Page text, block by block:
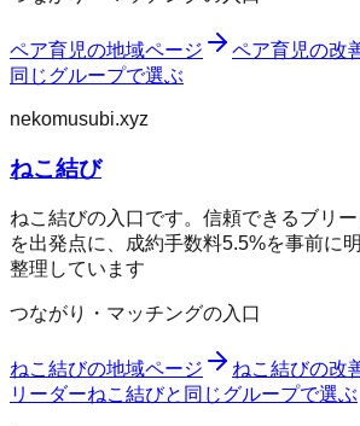
ペア育児の地域ページ ペア育児の改
同じグループで選ぶ
nekomusubi.xyz
ねこ結び
ねこ結びの入口です。信頼できるブリ
を出発点に、成約手数料5.5%を事前に
整理しています
つながり・マッチングの入口
ねこ結びの地域ページ ねこ結びの改
リーダーねこ結びと同じグループで選ぶ